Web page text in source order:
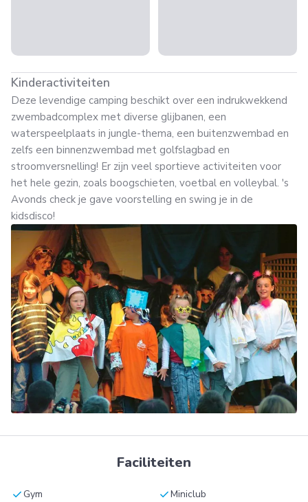
Kinderactiviteiten
Deze levendige camping beschikt over een indrukwekkend
zwembadcomplex met diverse glijbanen, een
waterspeelplaats in jungle-thema, een buitenzwembad en
zelfs een binnenzwembad met golfslagbad en
stroomversnelling! Er zijn veel sportieve activiteiten voor
het hele gezin, zoals boogschieten, voetbal en volleybal. 's
Avonds check je gave voorstelling en swing je in de
kidsdisco!
Faciliteiten
check Gym checkMiniclub